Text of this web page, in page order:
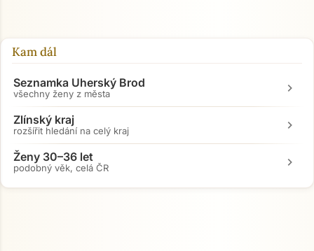
Kam dál
Seznamka Uherský Brod
všechny ženy z města chevron_right
Zlínský kraj
rozšířit hledání na celý kraj chevron_right
Ženy 30–36 let
podobný věk, celá ČR chevron_right